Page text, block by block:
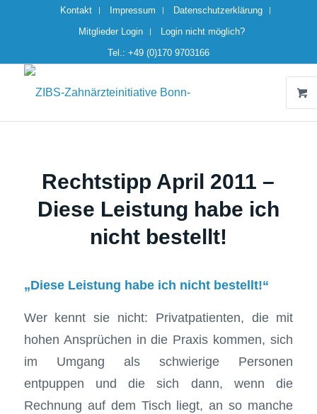
Kontakt Impressum
Datenschutzerklärung
Mitglieder Login
Login nicht möglich?
Tel.: +49 (0)170 9703166
Rechtstipp April 2011 –
Diese Leistung habe ich
nicht bestellt!
„Diese Leistung habe ich nicht bestellt!“
Wer kennt sie nicht: Privatpatienten, die mit
hohen Ansprüchen in die Praxis kommen, sich
im Umgang als schwierige Personen
entpuppen und die sich dann, wenn die
Rechnung auf dem Tisch liegt, an so manche